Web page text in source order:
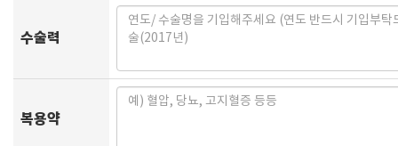
수술력
복용약